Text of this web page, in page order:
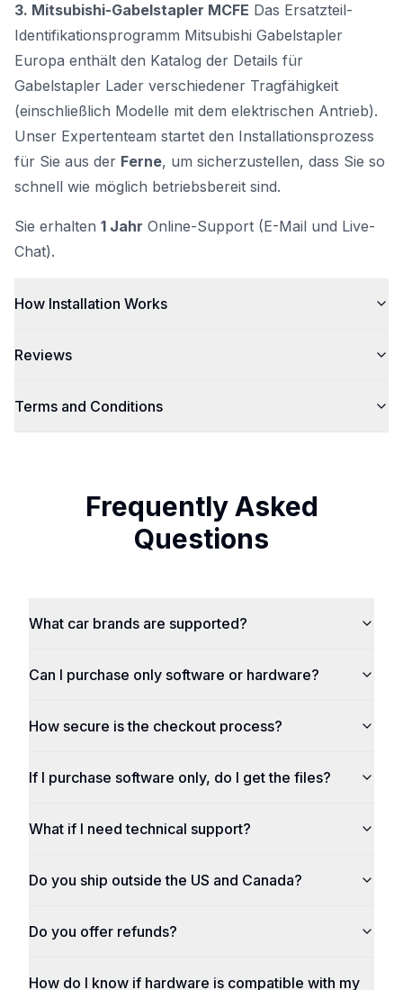
3. Mitsubishi-Gabelstapler MCFE Das Ersatzteil-
Identifikationsprogramm Mitsubishi Gabelstapler
Europa enthält den Katalog der Details für
Gabelstapler Lader verschiedener Tragfähigkeit
(einschließlich Modelle mit dem elektrischen Antrieb).
Unser Expertenteam startet den Installationsprozess
für Sie aus der Ferne, um sicherzustellen, dass Sie so
schnell wie möglich betriebsbereit sind.
Sie erhalten 1 Jahr Online-Support (E-Mail und Live-
Chat).
How Installation Works
Reviews
Terms and Conditions
Frequently Asked
Questions
What car brands are supported?
Can I purchase only software or hardware?
How secure is the checkout process?
If I purchase software only, do I get the files?
What if I need technical support?
Do you ship outside the US and Canada?
Do you offer refunds?
How do I know if hardware is compatible with my